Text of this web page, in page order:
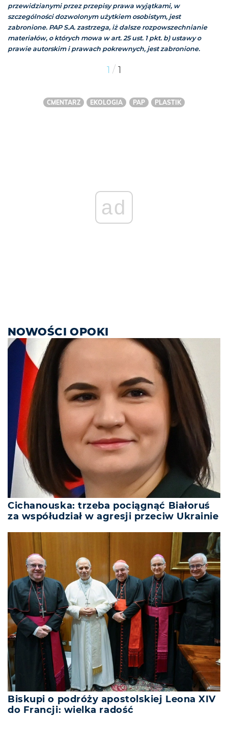
przewidzianymi przez przepisy prawa wyjątkami, w
szczególności dozwolonym użytkiem osobistym, jest
zabronione. PAP S.A. zastrzega, iż dalsze rozpowszechnianie
materiałów, o których mowa w art. 25 ust. 1 pkt. b) ustawy o
prawie autorskim i prawach pokrewnych, jest zabronione.
1 / 1
CMENTARZ EKOLOGIA PAP PLASTIK
ad
NOWOŚCI OPOKI
Cichanouska: trzeba pociągnąć Białoruś
za współudział w agresji przeciw Ukrainie
Biskupi o podróży apostolskiej Leona XIV
do Francji: wielka radość